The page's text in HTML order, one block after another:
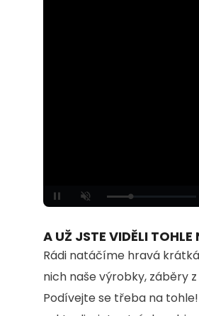
Unmute
100.00%
A UŽ JSTE VIDĚLI TOHLE
Rádi natáčíme hravá
nich naše výrobky, záběry
Podívejte se třeba na tohle!